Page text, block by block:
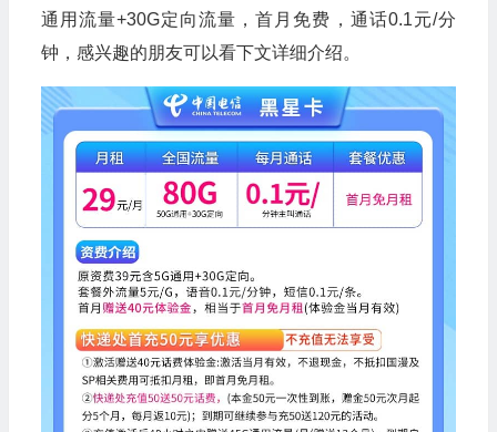
通用流量+30G定向流量，首月免费，通话0.1元/分
钟，感兴趣的朋友可以看下文详细介绍。